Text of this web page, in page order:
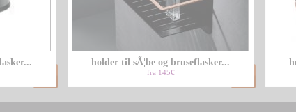
holder til sÃ¦be og bruseflasker...
fra 145€